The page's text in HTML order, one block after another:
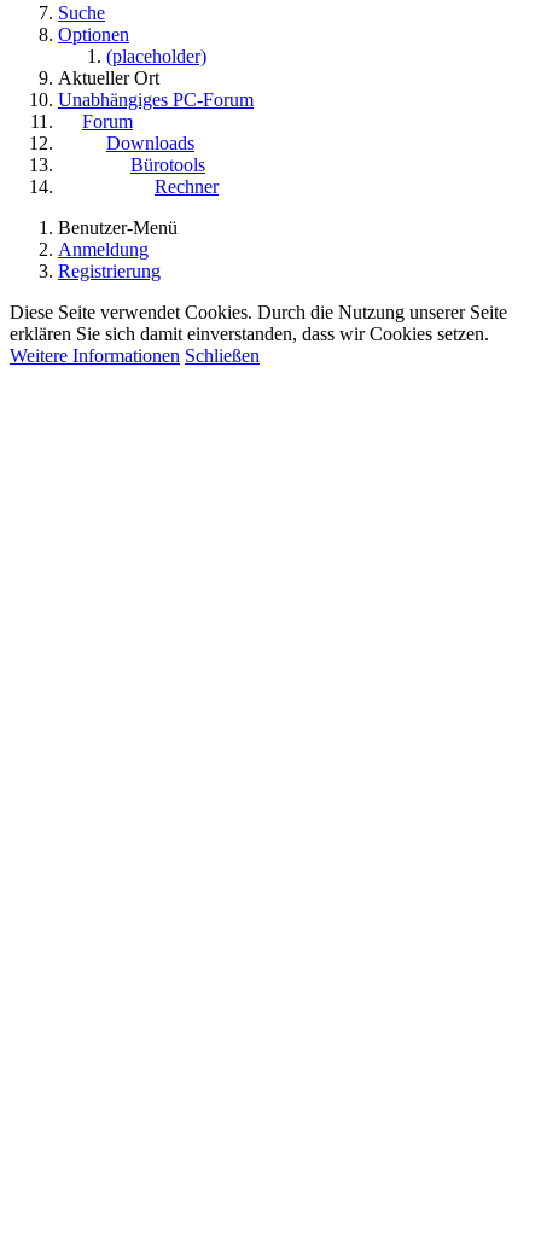
Suche
Optionen
(placeholder)
Aktueller Ort
Unabhängiges PC-Forum
Forum
Downloads
Bürotools
Rechner
Benutzer-Menü
Anmeldung
Registrierung
Diese Seite verwendet Cookies. Durch die Nutzung unserer Seite
erklären Sie sich damit einverstanden, dass wir Cookies setzen.
Weitere Informationen Schließen